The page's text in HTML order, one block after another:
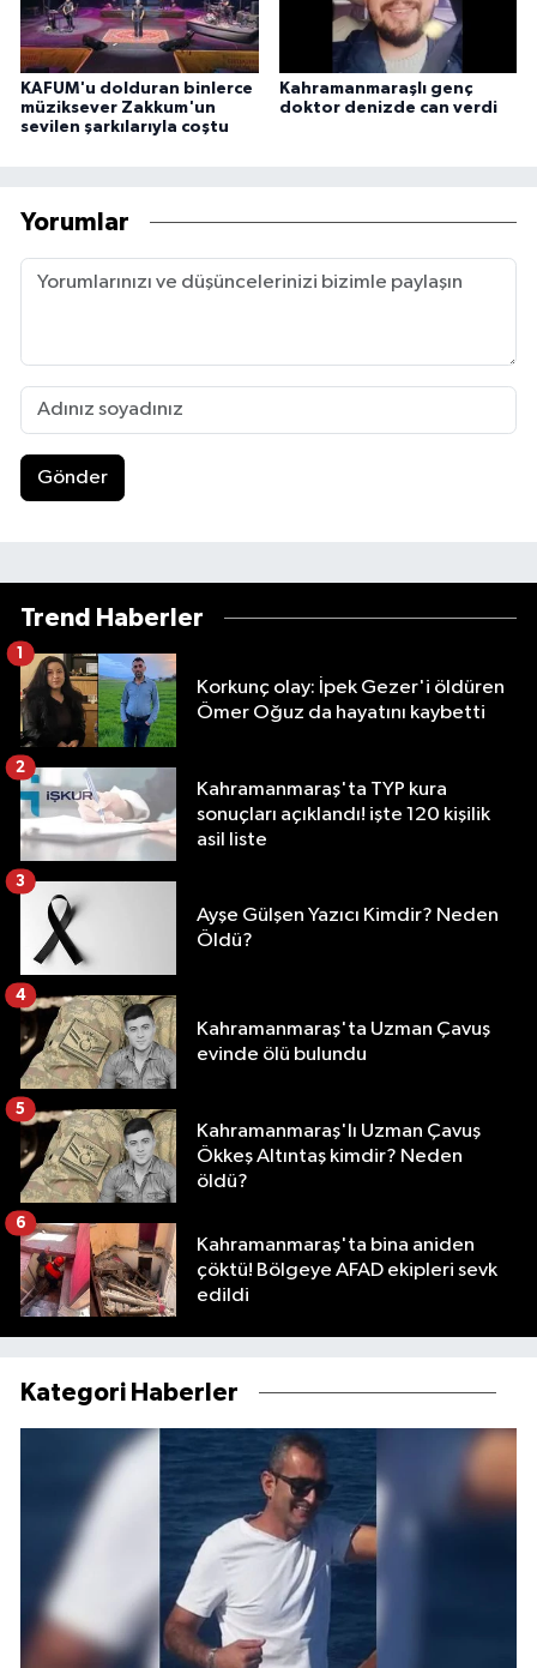
KAFUM'u dolduran binlerce
müziksever Zakkum'un
sevilen şarkılarıyla coştu
Kahramanmaraşlı genç
doktor denizde can verdi
Yorumlar
Gönder
Trend Haberler
Korkunç olay: İpek Gezer'i öldüren
Ömer Oğuz da hayatını kaybetti
1
Kahramanmaraş'ta TYP kura
sonuçları açıklandı! işte 120 kişilik
asil liste
2
Ayşe Gülşen Yazıcı Kimdir? Neden
Öldü?
3
Kahramanmaraş'ta Uzman Çavuş
evinde ölü bulundu
4
Kahramanmaraş'lı Uzman Çavuş
Ökkeş Altıntaş kimdir? Neden
öldü?
5
Kahramanmaraş'ta bina aniden
çöktü! Bölgeye AFAD ekipleri sevk
edildi
6
Kategori Haberler